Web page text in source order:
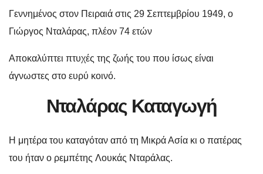
Γεννημένος στον Πειραιά στις 29 Σεπτεμβρίου 1949, ο
Γιώργος Νταλάρας, πλέον 74 ετών
Aποκαλύπτει πτυχές της ζωής του που ίσως είναι
άγνωστες στο ευρύ κοινό.
Νταλάρας Καταγωγή
Η μητέρα του καταγόταν από τη Μικρά Ασία κι ο πατέρας
του ήταν ο ρεμπέτης Λουκάς Νταράλας.